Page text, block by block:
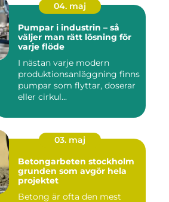
04. maj
Pumpar i industrin – så
väljer man rätt lösning för
varje flöde
I nästan varje modern
produktionsanläggning finns
pumpar som flyttar, doserar
eller cirkul...
03. maj
Betongarbeten stockholm
grunden som avgör hela
projektet
Betong är ofta den mest